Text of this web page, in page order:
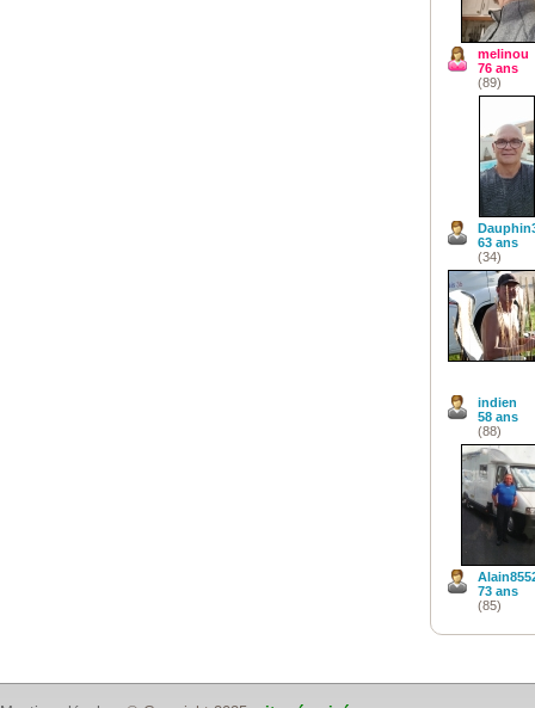
melinou
76 ans
(89)
63 ans
(34)
indien
58 ans
(88)
73 ans
(85)